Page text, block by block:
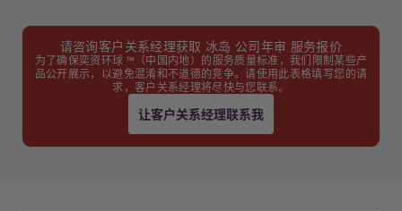
请咨询客户关系经理获取 冰岛 公司年审 服务报价
为了确保奕资环球 ™（中国内地）的服务质量标准，我们限制某些产
品公开展示，以避免混淆和不道德的竞争。请使用此表格填写您的请
求，客户关系经理将尽快与您联系。
让客户关系经理联系我